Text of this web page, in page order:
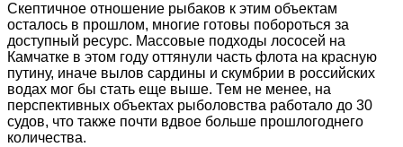
Скептичное отношение рыбаков к этим объектам
осталось в прошлом, многие готовы побороться за
доступный ресурс. Массовые подходы лососей на
Камчатке в этом году оттянули часть флота на красную
путину, иначе вылов сардины и скумбрии в российских
водах мог бы стать еще выше. Тем не менее, на
перспективных объектах рыболовства работало до 30
судов, что также почти вдвое больше прошлогоднего
количества.